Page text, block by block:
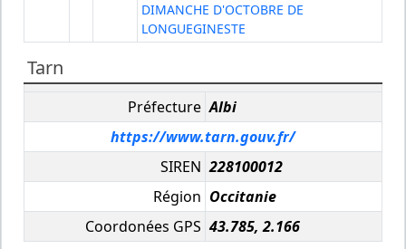
DIMANCHE D'OCTOBRE DE
LONGUEGINESTE
Tarn
Préfecture Albi
https://www.tarn.gouv.fr/
SIREN 228100012
Région Occitanie
Coordonées GPS 43.785, 2.166